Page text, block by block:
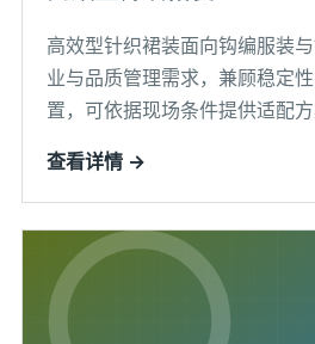
高效型针织裙装面向钩编服装
业与品质管理需求，兼顾稳定
置，可依据现场条件提供适配方
查看详情 →